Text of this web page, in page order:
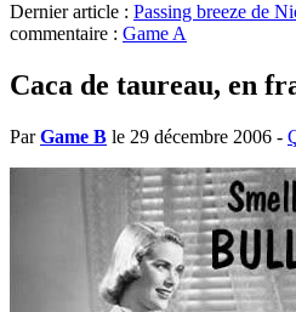
Dernier article : Passing breeze de
commentaire : Game A
Caca de taureau, en
ParGame B le 29 décembre 2006 -